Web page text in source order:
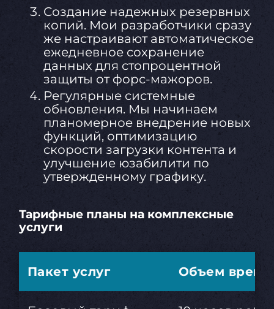
Создание надежных резервных
копий. Мои разработчики сразу
же настраивают автоматическое
ежедневное сохранение
данных для стопроцентной
защиты от форс-мажоров.
Регулярные системные
обновления. Мы начинаем
планомерное внедрение новых
функций, оптимизацию
скорости загрузки контента и
улучшение юзабилити по
утвержденному графику.
Тарифные планы на комплексные
услуги
Пакет услуг Объем